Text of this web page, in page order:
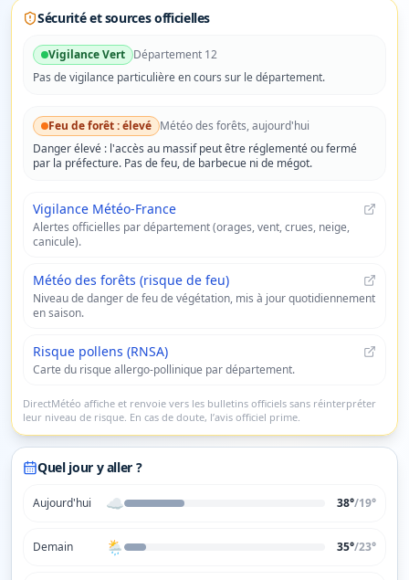
Sécurité et sources officielles
VigilanceVert Département 12
Pas de vigilance particulière en cours sur le département.
Feu de forêt :élevé Météo des forêts, aujourd'hui
Dangerélevé : l'accès au massif peut être réglementé ou fermé
par la préfecture. Pas de feu, de barbecue ni de mégot.
Vigilance Météo-France
Alertes officielles par département (orages, vent, crues, neige,
canicule).
Météo des forêts (risque de feu)
Niveau de danger de feu de végétation, mis à jour quotidiennement
en saison.
Risque pollens (RNSA)
Carte du risque allergo-pollinique par département.
DirectMétéo affiche et renvoie vers les bulletins officiels sans réinterpréter
leur niveau de risque. En cas de doute, l’avis officiel prime.
Quel jour y aller ?
Aujourd'hui ☁️ 38°/19°
Demain 🌦️ 35°/23°